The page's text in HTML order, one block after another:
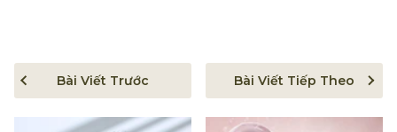
Bài Viết Trước Bài Viết Tiếp Theo